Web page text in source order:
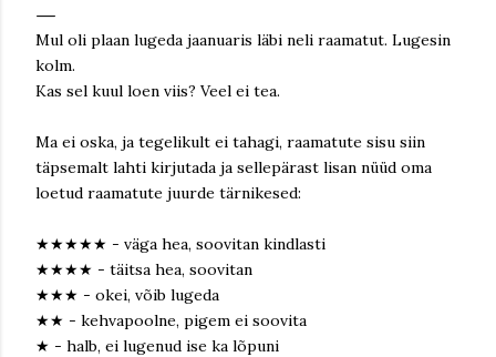
Mul oli plaan lugeda jaanuaris läbi neli raamatut. Lugesin
kolm.
Kas sel kuul loen viis? Veel ei tea.
Ma ei oska, ja tegelikult ei tahagi, raamatute sisu siin
täpsemalt lahti kirjutada ja sellepärast lisan nüüd oma
loetud raamatute juurde tärnikesed:
★★★★★ - väga hea, soovitan kindlasti
★★★★ - täitsa hea, soovitan
★★★ - okei, võib lugeda
★★ - kehvapoolne, pigem ei soovita
★ - halb, ei lugenud ise ka lõpuni